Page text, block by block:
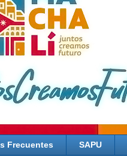
Frecuentes SAPU